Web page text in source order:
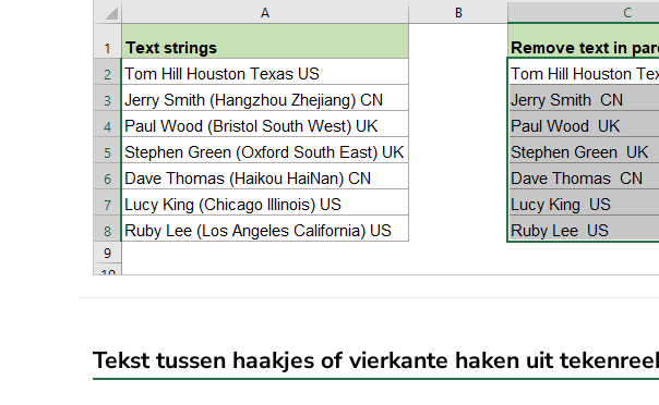
Tekst tussen haakjes of vierkante haken uit